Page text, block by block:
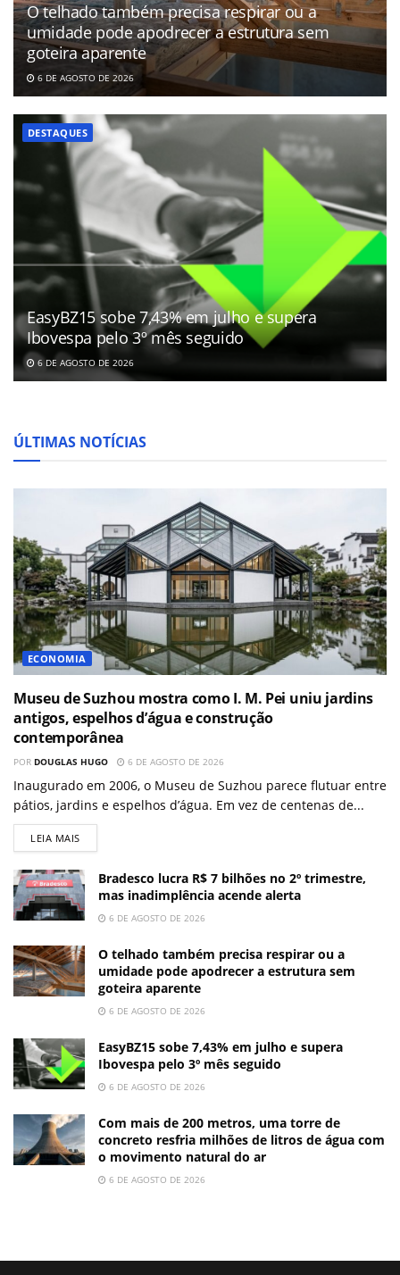
O telhado também precisa respirar ou a
umidade pode apodrecer a estrutura sem
goteira aparente
6 DE AGOSTO DE 2026
DESTAQUES
EasyBZ15 sobe 7,43% em julho e supera
Ibovespa pelo 3º mês seguido
6 DE AGOSTO DE 2026
ÚLTIMAS NOTÍCIAS
ECONOMIA
Museu de Suzhou mostra como I. M. Pei uniu jardins
antigos, espelhos d’água e construção
contemporânea
POR DOUGLAS HUGO 6 DE AGOSTO DE 2026
Inaugurado em 2006, o Museu de Suzhou parece flutuar entre
pátios, jardins e espelhos d’água. Em vez de centenas de...
LEIA MAIS
Bradesco lucra R$ 7 bilhões no 2º trimestre,
mas inadimplência acende alerta
6 DE AGOSTO DE 2026
O telhado também precisa respirar ou a
umidade pode apodrecer a estrutura sem
goteira aparente
6 DE AGOSTO DE 2026
EasyBZ15 sobe 7,43% em julho e supera
Ibovespa pelo 3º mês seguido
6 DE AGOSTO DE 2026
Com mais de 200 metros, uma torre de
concreto resfria milhões de litros de água com
o movimento natural do ar
6 DE AGOSTO DE 2026